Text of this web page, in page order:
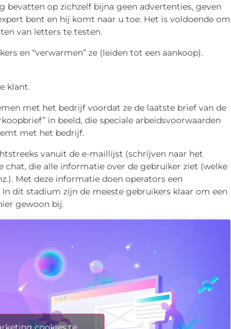
bevatten op zichzelf bijna geen advertenties, geven
bent en hij komt naar u toe. Het is voldoende om
van letters te testen.
en “verwarmen” ze (leiden tot een aankoop).
klant.
met het bedrijf voordat ze de laatste brief van de
in beeld, die speciale arbeidsvoorwaarden
met het bedrijf.
vanuit de e-maillijst (schrijven naar het
chat, die alle informatie over de gebruiker ziet (welke
Met deze informatie doen operators een
dit stadium zijn de meeste gebruikers klaar om een
gewoon bij.
cookies te